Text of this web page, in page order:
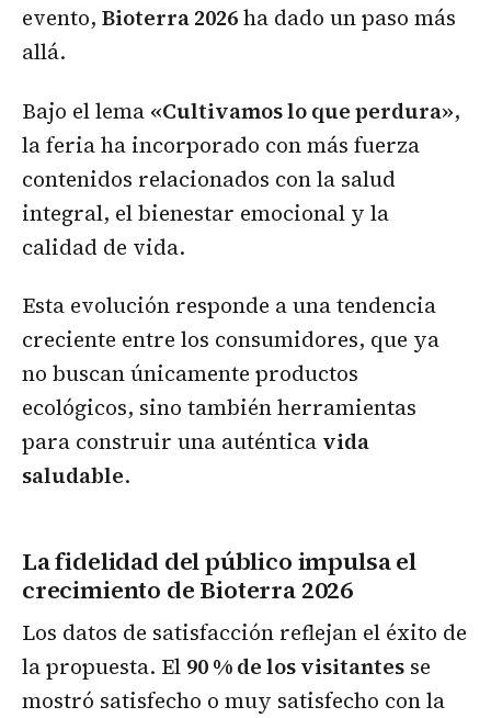
evento, Bioterra 2026ha dado un paso más
allá.
Bajo el lema «Cultivamos lo que perdura»,
la feria ha incorporado con más fuerza
contenidos relacionados con la salud
integral, el bienestar emocional y la
calidad de vida.
Esta evolución responde a una tendencia
creciente entre los consumidores, que ya
no buscan únicamente productos
ecológicos, sino también herramientas
para construir una auténtica vida
saludable.
La fidelidad del público impulsa el
crecimiento de Bioterra 2026
Los datos de satisfacción reflejan el éxito de
la propuesta. El 90 % de los visitantes se
mostró satisfecho o muy satisfecho con la